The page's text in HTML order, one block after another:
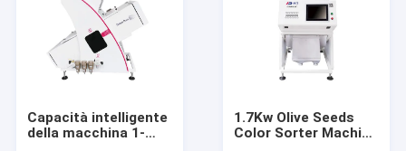
Capacità intelligente
della macchina 1-
1.7Kw Olive Seeds
Color Sorter Machine